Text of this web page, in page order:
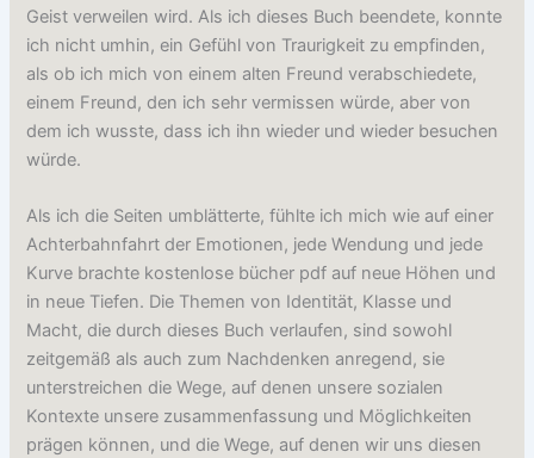
Geist verweilen wird. Als ich dieses Buch beendete, konnte
ich nicht umhin, ein Gefühl von Traurigkeit zu empfinden,
als ob ich mich von einem alten Freund verabschiedete,
einem Freund, den ich sehr vermissen würde, aber von
dem ich wusste, dass ich ihn wieder und wieder besuchen
würde.
Als ich die Seiten umblätterte, fühlte ich mich wie auf einer
Achterbahnfahrt der Emotionen, jede Wendung und jede
Kurve brachte kostenlose bücher pdf auf neue Höhen und
in neue Tiefen. Die Themen von Identität, Klasse und
Macht, die durch dieses Buch verlaufen, sind sowohl
zeitgemäß als auch zum Nachdenken anregend, sie
unterstreichen die Wege, auf denen unsere sozialen
Kontexte unsere zusammenfassung und Möglichkeiten
prägen können, und die Wege, auf denen wir uns diesen